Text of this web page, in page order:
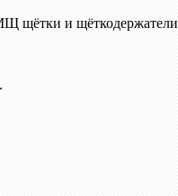
и щёткодержатели